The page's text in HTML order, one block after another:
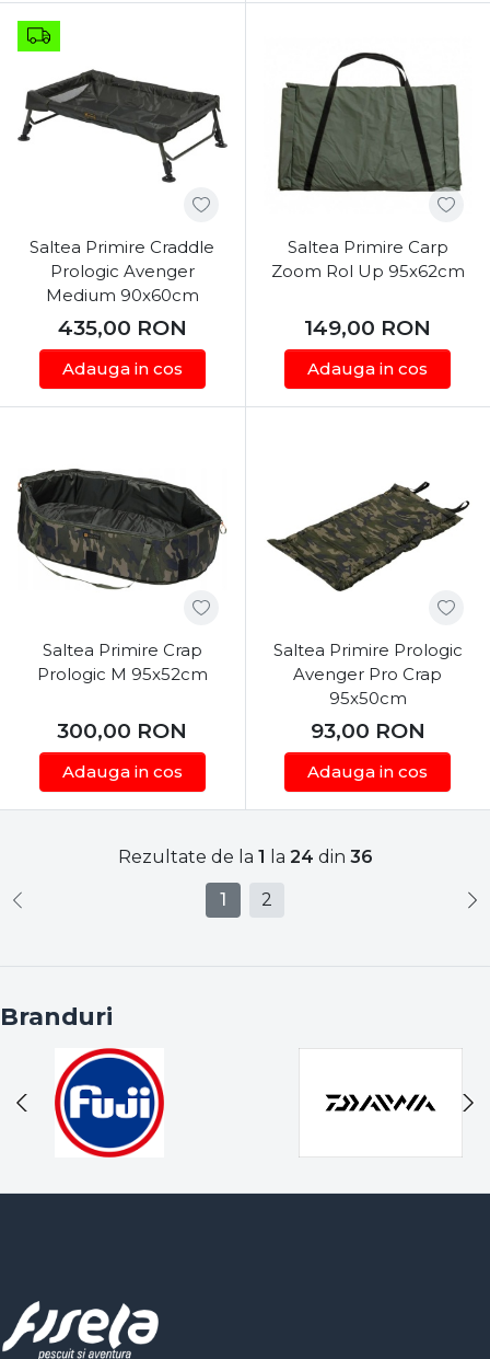
Saltea Primire Craddle
Prologic Avenger
Medium 90x60cm
435,00 RON
Adauga in cos
Saltea Primire Carp
Zoom Rol Up 95x62cm
149,00 RON
Adauga in cos
Saltea Primire Crap
Prologic M 95x52cm
300,00 RON
Adauga in cos
Saltea Primire Prologic
Avenger Pro Crap
95x50cm
93,00 RON
Adauga in cos
Rezultate de la 1 la 24 din 36
1 2
Branduri